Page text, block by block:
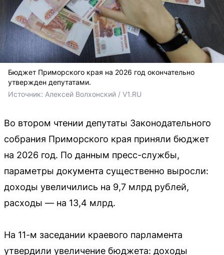
Бюджет Приморского края на 2026 год окончательно
утвержден депутатами.
Источник: Алексей Волхонский / V1.RU
Во втором чтении депутаты Законодательного
собрания Приморского края приняли бюджет
на 2026 год. По данным пресс-службы,
параметры документа существенно выросли:
доходы увеличились на 9,7 млрд рублей,
расходы — на 13,4 млрд.
На 11-м заседании краевого парламента
утвердили увеличение бюджета: доходы